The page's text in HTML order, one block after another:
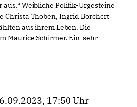
Weibliche Politik-Urgesteine
Christa Thoben, Ingrid Borchert
aus ihrem Leben. Die
Maurice Schirmer. Ein sehr
17:50 Uhr